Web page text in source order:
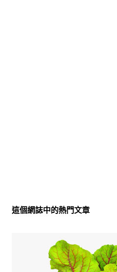
這個網誌中的熱門文章